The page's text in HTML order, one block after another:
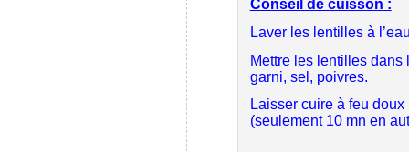
Conseil de cuisson :
Laver les lentilles à
Mettre les lentilles dans
garni, sel, poivres.
Laisser cuire à feu
(seulement 10 mn en